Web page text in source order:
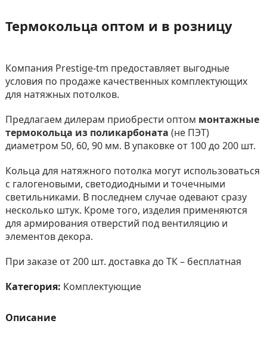
Термокольца оптом и в розницу
Компания Prestige-tm предоставляет выгодные
условия по продаже качественных комплектующих
для натяжных потолков.
Предлагаем дилерам приобрести оптом монтажные
термокольца из поликарбоната (не ПЭТ)
диаметром 50, 60, 90 мм. В упаковке от 100 до 200 шт.
Кольца для натяжного потолка могут использоваться
с галогеновыми, светодиодными и точечными
светильниками. В последнем случае одевают сразу
несколько штук. Кроме того, изделия применяются
для армирования отверстий под вентиляцию и
элементов декора.
При заказе от 200 шт. доставка до ТК – бесплатная
Категория: Комплектующие
Описание